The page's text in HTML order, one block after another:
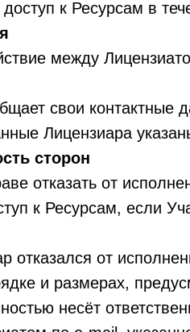
к Ресурсам в
между
свои контактные
Лицензиара
сторон
отказать от
к Ресурсам, если
от
и размерах,
несёт